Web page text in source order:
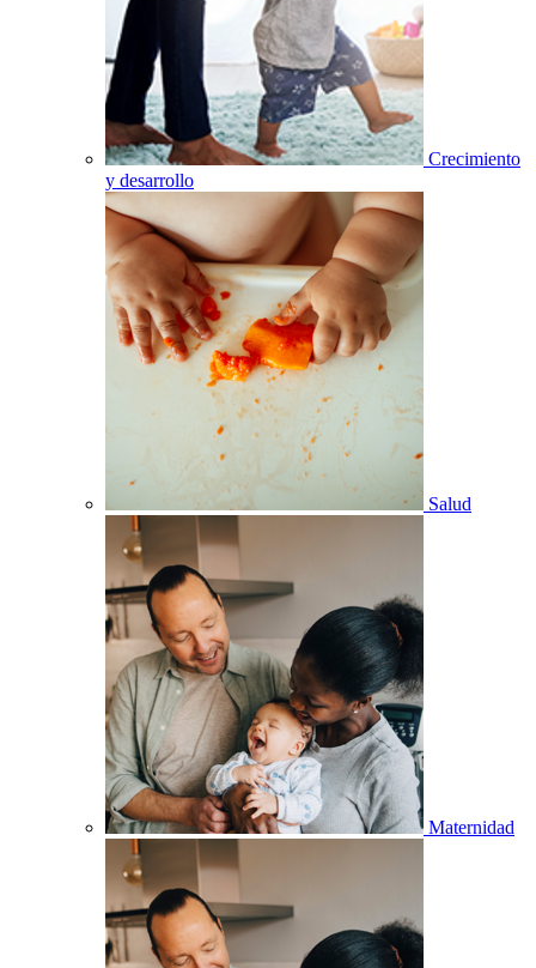
Crecimiento
y desarrollo
Salud
Maternidad